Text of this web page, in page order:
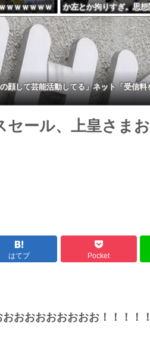
ｗｗｗｗｗｗ
か左とか拘りすぎ。思想
く応援しようよ」
顔して芸能活動してる」ネット「受信
セール、上皇さま
はてブ Pocket
おおおおおおおお！！！！